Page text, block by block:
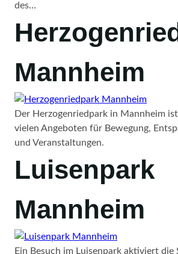
des…
Mannheim
Der Herzogenriedpark in Mannheim
vielen Angeboten für Bewegung,
und Veranstaltungen.
Luisenpark
Mannheim
Ein Besuch im Luisenpark aktiviert die